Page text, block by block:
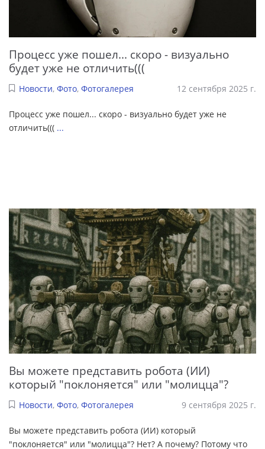
Процесс уже пошел... скоро - визуально
будет уже не отличить(((
Новости, Фото, Фотогалерея 12 сентября 2025 г.
Процесс уже пошел... скоро - визуально будет уже не
отличить((( ...
Вы можете представить робота (ИИ)
который "поклоняется" или "молицца"?
Новости, Фото, Фотогалерея 9 сентября 2025 г.
Вы можете представить робота (ИИ) который
"поклоняется" или "молицца"? Нет? А почему? Потому что